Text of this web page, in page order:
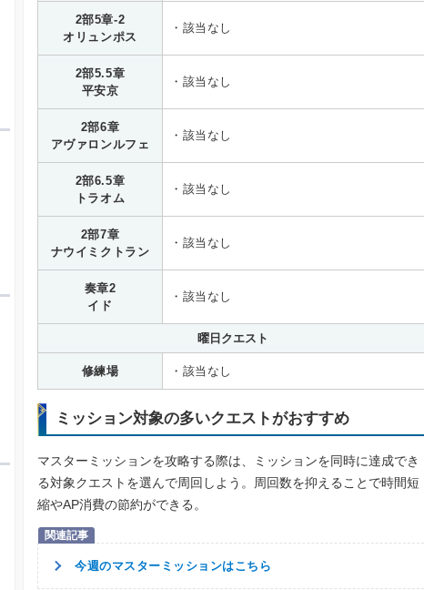
2部5章-2
オリュンポス
・該当なし
2部5.5章
平安京
・該当なし
2部6章
アヴァロンルフェ
・該当なし
2部6.5章
トラオム
・該当なし
2部7章
ナウイミクトラン
・該当なし
奏章2
イド
・該当なし
曜日クエスト
修練場 ・該当なし
ミッション対象の多いクエストがおすすめ
マスターミッションを攻略する際は、ミッションを同時に達成でき
る対象クエストを選んで周回しよう。周回数を抑えることで時間短
縮やAP消費の節約ができる。
今週のマスターミッションはこちら